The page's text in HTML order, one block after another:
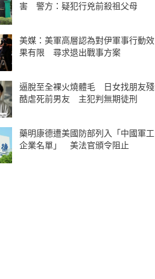
害 警方：疑犯行兇前殺祖父母
美媒：美軍高層認為對伊軍事行動效
果有限 尋求退出戰事方案
逼脫至全裸火燒體毛 日女找朋友殘
酷虐死前男友 主犯判無期徒刑
藥明康德遭美國防部列入「中國軍工
企業名單」 美法官頒令阻止